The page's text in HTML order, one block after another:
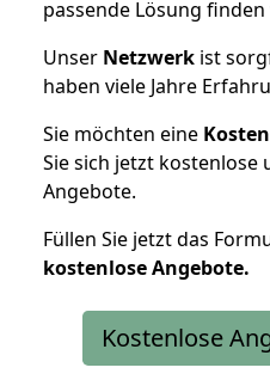
passende Lösung
Unser Netzwerk ist
haben viele Jahre
Sie möchten eine
Sie sich jetzt kostenlose
Angebote.
Füllen Sie jetzt das
kostenloseAngebote.
Kostenlose